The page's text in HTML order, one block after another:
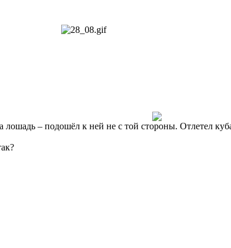
лошадь – подошёл к ней не с той стороны. Отлетел